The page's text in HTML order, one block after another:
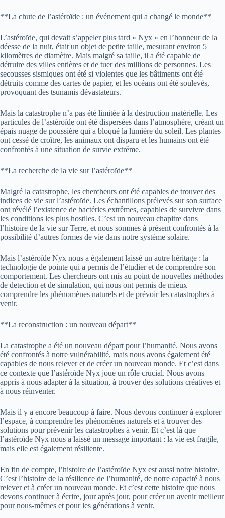
**La chute de l’astéroïde : un événement qui a changé le monde**
L’astéroïde, qui devait s’appeler plus tard « Nyx » en l’honneur de la
déesse de la nuit, était un objet de petite taille, mesurant environ 5
kilomètres de diamètre. Mais malgré sa taille, il a été capable de
détruire des villes entières et de tuer des millions de personnes. Les
secousses sismiques ont été si violentes que les bâtiments ont été
détruits comme des cartes de papier, et les océans ont été soulevés,
provoquant des tsunamis dévastateurs.
Mais la catastrophe n’a pas été limitée à la destruction matérielle. Les
particules de l’astéroïde ont été dispersées dans l’atmosphère, créant un
épais nuage de poussière qui a bloqué la lumière du soleil. Les plantes
ont cessé de croître, les animaux ont disparu et les humains ont été
confrontés à une situation de survie extrême.
**La recherche de la vie sur l’astéroïde**
Malgré la catastrophe, les chercheurs ont été capables de trouver des
indices de vie sur l’astéroïde. Les échantillons prélevés sur son surface
ont révélé l’existence de bactéries extrêmes, capables de survivre dans
les conditions les plus hostiles. C’est un nouveau chapitre dans
l’histoire de la vie sur Terre, et nous sommes à présent confrontés à la
possibilité d’autres formes de vie dans notre système solaire.
Mais l’astéroïde Nyx nous a également laissé un autre héritage : la
technologie de pointe qui a permis de l’étudier et de comprendre son
comportement. Les chercheurs ont mis au point de nouvelles méthodes
de detection et de simulation, qui nous ont permis de mieux
comprendre les phénomènes naturels et de prévoir les catastrophes à
venir.
**La reconstruction : un nouveau départ**
La catastrophe a été un nouveau départ pour l’humanité. Nous avons
été confrontés à notre vulnérabilité, mais nous avons également été
capables de nous relever et de créer un nouveau monde. Et c’est dans
ce contexte que l’astéroïde Nyx joue un rôle crucial. Nous avons
appris à nous adapter à la situation, à trouver des solutions créatives et
à nous réinventer.
Mais il y a encore beaucoup à faire. Nous devons continuer à explorer
l’espace, à comprendre les phénomènes naturels et à trouver des
solutions pour prévenir les catastrophes à venir. Et c’est là que
l’astéroïde Nyx nous a laissé un message important : la vie est fragile,
mais elle est également résiliente.
En fin de compte, l’histoire de l’astéroïde Nyx est aussi notre histoire.
C’est l’histoire de la résilience de l’humanité, de notre capacité à nous
relever et à créer un nouveau monde. Et c’est cette histoire que nous
devons continuer à écrire, jour après jour, pour créer un avenir meilleur
pour nous-mêmes et pour les générations à venir.